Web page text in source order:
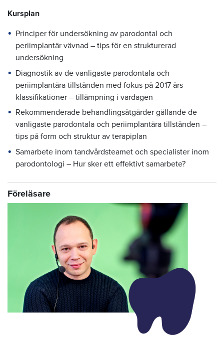
Kursplan
Principer för undersökning av parodontal och
periimplantär vävnad – tips för en strukturerad
undersökning
Diagnostik av de vanligaste parodontala och
periimplantära tillstånden med fokus på 2017 års
klassifikationer – tillämpning i vardagen
Rekommenderade behandlingsåtgärder gällande de
vanligaste parodontala och periimplantära tillstånden –
tips på form och struktur av terapiplan
Samarbete inom tandvårdsteamet och specialister inom
parodontologi – Hur sker ett effektivt samarbete?
Föreläsare